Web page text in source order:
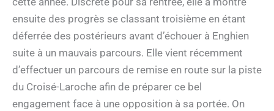
ensuite des progrès se classant troisième en étant
déferrée des postérieurs avant d’échouer à Enghien
suite à un mauvais parcours. Elle vient récemment
d’effectuer un parcours de remise en route sur la piste
du Croisé-Laroche afin de préparer ce bel
engagement face à une opposition à sa portée. On